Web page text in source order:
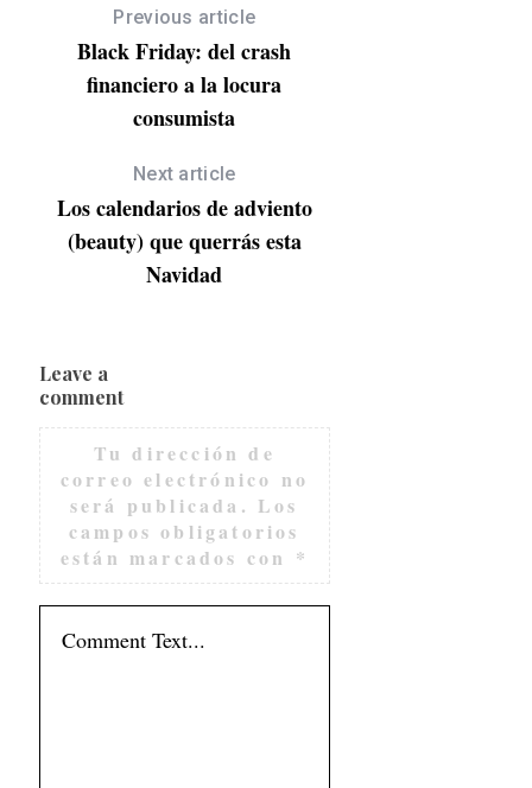
Previous article
Black Friday: del crash
financiero a la locura
consumista
Next article
Los calendarios de adviento
(beauty) que querrás esta
Navidad
Leave a
comment
Tu dirección de
correo electrónico no
será publicada. Los
campos obligatorios
están marcados con *